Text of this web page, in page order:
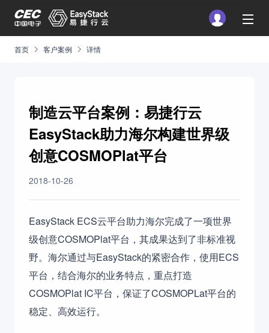
首页 客户案例 详情
制造云平台案例：易捷行云
EasyStack助力海尔构建世界级
创意COSMOPlat平台
2018-10-26
EasyStack ECS云平台助力海尔完成了一项世界
级创意COSMOPlat平台，其成果达到了非标准视
野。海尔通过与EasyStack的紧密合作，使用ECS
平台，结合海尔的业务特点，重点打造
COSMOPlat IC平台，保证了COSMOPLat平台的
稳定、高效运行。